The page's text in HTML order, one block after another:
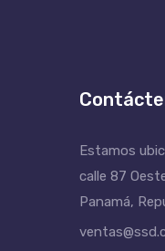
Estamos
calle 87
Panamá,